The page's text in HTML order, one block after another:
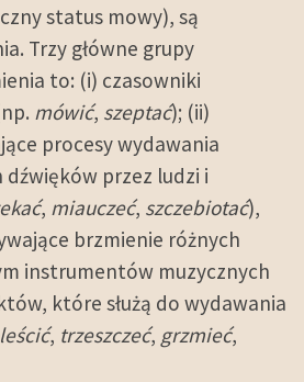
status mowy), są
Trzy główne grupy
to: (i) czasowniki
mówić, szeptać); (ii)
procesy wydawania
dźwięków przez ludzi i
, miauczeć, szczebiotać),
brzmienie różnych
instrumentów muzycznych
które służą do wydawania
, trzeszczeć, grzmieć,